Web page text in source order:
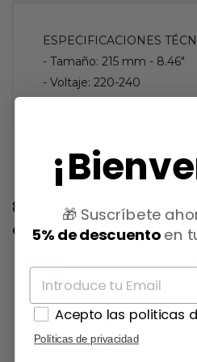
ESPECIFICACIONES
- Tamaño: 215 mm - 8.46"
- Voltaje: 220-240
8 otros productos en
categoría:
🎁 Suscríbete
5% de descuentoen
Acepto las politicas
Políticas de privacidad